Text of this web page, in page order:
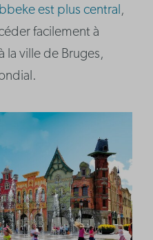
est plus central,
facilement à
la ville de Bruges,